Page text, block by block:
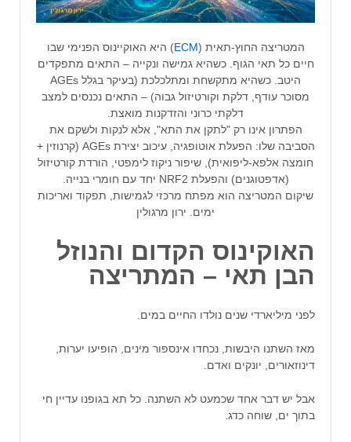
המטריצה החוץ-תאית (ECM) היא האוקיינוס הפנימי שבו
חיים כל תאי הגוף. כשהיא גמישה ונקייה – התאים מתפקדים
היטב. כשהיא מתקשחת ומתלכלכת (בעיקר בגלל AGEs
מסוכר עודף, דלקת וקורטיזול גבוה) – התאים נכנסים למצב
דלקתי כרוני והזדקנות מואצת.
הפתרון אינו רק "לתקן את התא", אלא לנקות ולשקם את
הסביבה שלו: הפעלת אוטופגיה, עיכוב יצירת AGEs (קרנוזין +
חומצה אלפא-ליפואית), שיפור ניקוז לימפטי, הורדת קורטיזול
(אדפטוגנים) והפעלת NRF2 יחד עם חומרי בנייה.
שיקום המטריצה הוא מפתח מרכזי לגמישות, תפקוד ואריכות
ימים. ירון מרגולין
האוקינוס הקדום והנוזל
הבן תאי – המתריצה
לפני מיליארדי שנים נולדו החיים במים.
מאז השתנו היבשות, נכחדו אינספור מינים, הופיעו יערות,
דינוזאורים, יונקים ואדם.
אבל יש דבר אחד שכמעט לא השתנה. כל תא בגופנו עדיין חי
בתוך ים, שוחה כדג.